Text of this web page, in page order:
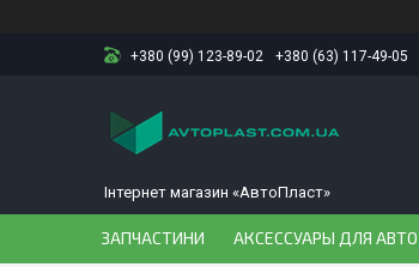
+380 (99) 123-89-02 +380 (63) 117-49-05
Інтернет магазин «АвтоПласт»
ЗАПЧАСТИНИ АКСЕССУАРЫ ДЛЯ АВТО